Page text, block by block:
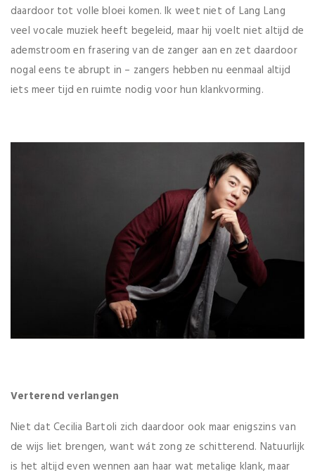
daardoor tot volle bloei komen. Ik weet niet of Lang Lang
veel vocale muziek heeft begeleid, maar hij voelt niet altijd de
ademstroom en frasering van de zanger aan en zet daardoor
nogal eens te abrupt in – zangers hebben nu eenmaal altijd
iets meer tijd en ruimte nodig voor hun klankvorming.
Verterend verlangen
Niet dat Cecilia Bartoli zich daardoor ook maar enigszins van
de wijs liet brengen, want wát zong ze schitterend. Natuurlijk
is het altijd even wennen aan haar wat metalige klank, maar